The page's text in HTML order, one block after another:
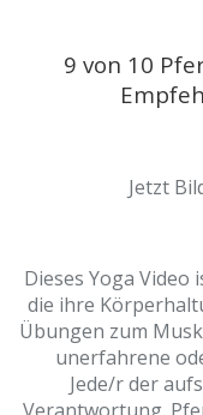
9 von 10
Jetzt
Dieses Yoga
die ihre
Übungen zum
unerfahrene
Jede/r der